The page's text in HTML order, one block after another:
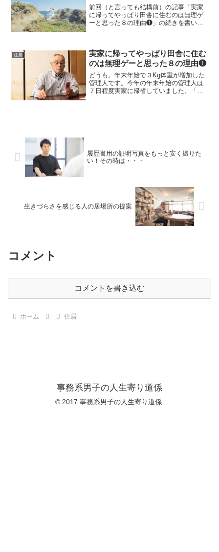
前回（と言っても結構前）の記事「実家
に帰ってやっぱり田舎に住むのは無理ゲ
ーと思った８の理由❶」の続きを書いて
インフラ企業職員は基本転...
住居
実家に帰ってやっぱり田舎に住む
のは無理ゲーと思った８の理由❶
どうも。年末年始で３Kg体重が増加した
管理人です。今年の年末年始の管理人は
７日程度実家に帰省していました。「い
履歴書用の証明写真をもっと安く撮りた
い！その時は・・・
生きづらさを感じる人の居場所の提案
コメント
コメントを書き込む
ホーム 住居
事務系男子の人生寄り道係
© 2017 事務系男子の人生寄り道係.